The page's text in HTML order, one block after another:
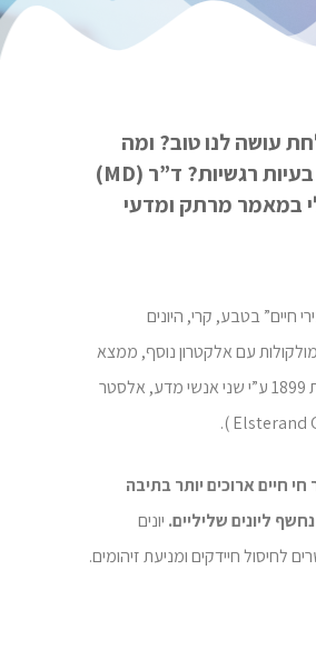
עושה לנו טוב? ומה
רגשיות? ד”ר (MD
)
במאמר מרתק ומדעי
חיים” בטבע, קרי, היונים
עם אלקטרון נוסף, ממצא
שהתגלה בשנת 1899 ע”י שני אנשי מדע, אלסטר
חיים ארוכים יותר בתיבה
ליונים שליליים. יונים
לחיסול חיידקים ומניעת זיהומים.